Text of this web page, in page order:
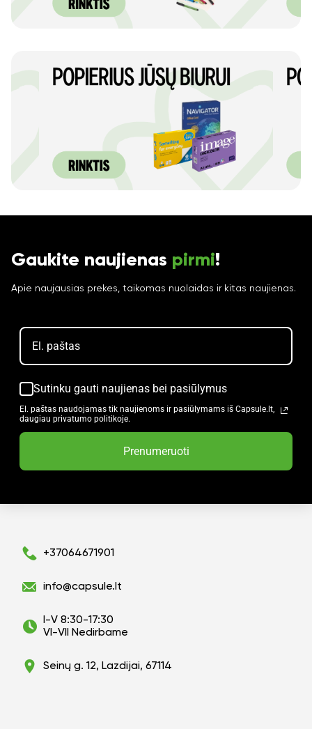
Gaukite naujienas pirmi!
Apie naujausias prekes, taikomas nuolaidas ir kitas naujienas.
Sutinku gauti naujienas bei pasiūlymus
El. paštas naudojamas tik naujienoms ir pasiūlymams iš Capsule.lt,
daugiau privatumo politikoje.
Prenumeruoti
+37064671901
info@capsule.lt
I-V 8:30-17:30
VI-VII Nedirbame
Seinų g. 12, Lazdijai, 67114